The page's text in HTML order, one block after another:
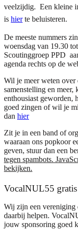
veelzijdig. Een kleine
is hierte beluisteren.
De meeste nummers
woensdag van 19.30
Scoutinggroep PPD
agenda rechts op de
Wil je meer weten
samenstelling en meer,
enthousiast geworden,
goed zingen of wil je
dan hier
Zit je in een band of
waaraan ons popkoor
geven, stuur dan een
tegen spambots.
bekijken.
VocalNUL55
Wij zijn een vereniging
daarbij helpen.
jouw sponsoring goed